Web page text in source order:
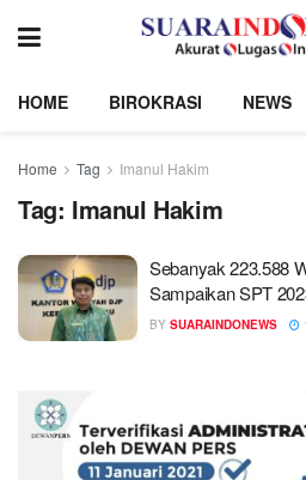
HOME BIROKRASI NEWS
Home Tag Imanul Hakim
Tag: Imanul Hakim
Sebanyak 223.588
Sampaikan SPT
BY SUARAINDONEWS